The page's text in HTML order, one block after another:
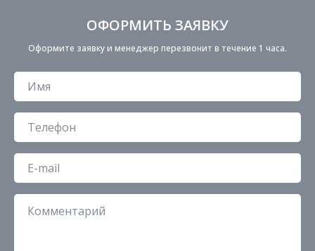
ОФОРМИТЬ ЗАЯВКУ
Оформите заявку и менеджер перезвонит в течение 1 часа.